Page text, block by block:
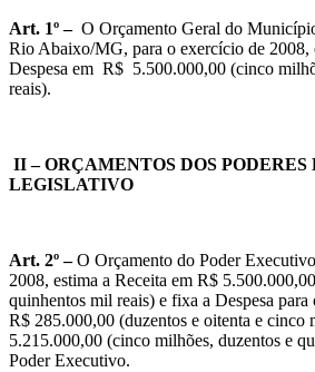
Art. 1º – O Orçamento Geral do
Rio Abaixo/MG, para o exercício de 2008,
Despesa em R$ 5.500.000,00 (cinco
reais).
II – ORÇAMENTOS DOS
LEGISLATIVO
Art. 2º –O Orçamento do Poder
2008, estima a Receita em R$
quinhentos mil reais) e fixa a Despesa
R$ 285.000,00 (duzentos e oitenta e cinco
5.215.000,00 (cinco milhões, duzentos e
Poder Executivo.